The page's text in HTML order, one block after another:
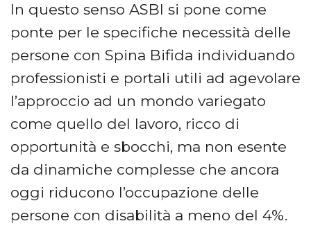
In questo senso ASBI si pone come
ponte per le specifiche necessità delle
persone con Spina Bifida individuando
professionisti e portali utili ad agevolare
l’approccio ad un mondo variegato
come quello del lavoro, ricco di
opportunità e sbocchi, ma non esente
da dinamiche complesse che ancora
oggi riducono l’occupazione delle
persone con disabilità a meno del 4%.